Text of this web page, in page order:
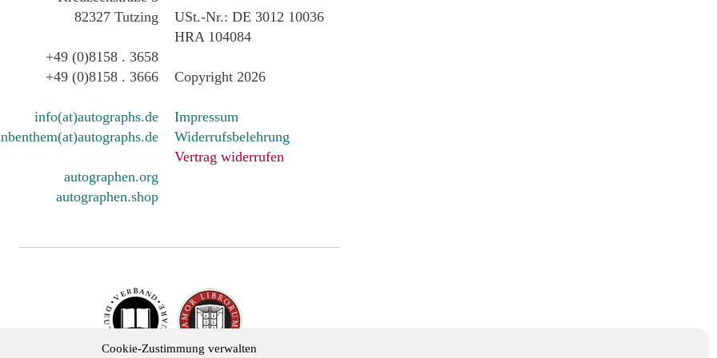
Cookie-Zustimmung verwalten
82327 Tutzing
+49 (0)8158 . 3658
+49 (0)8158 . 3666
info(at)autographs.de
autographen.org
autographen.shop
USt.-Nr.: DE 3012 10036
HRA 104084
Copyright 2026
Impressum
Widerrufsbelehrung
Vertrag widerrufen